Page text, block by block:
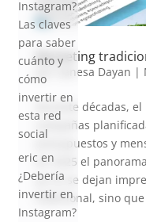
Marketing
Vanesa Dayan |
Durante décadas,
campañas
presupuestos y
en 2025 el
ya no se dejan
tradicional, sino
Instagram?
Las claves
para saber
cuánto y
cómo
invertir en
esta red
social
eric en
¿Debería
invertir en
Instagram?